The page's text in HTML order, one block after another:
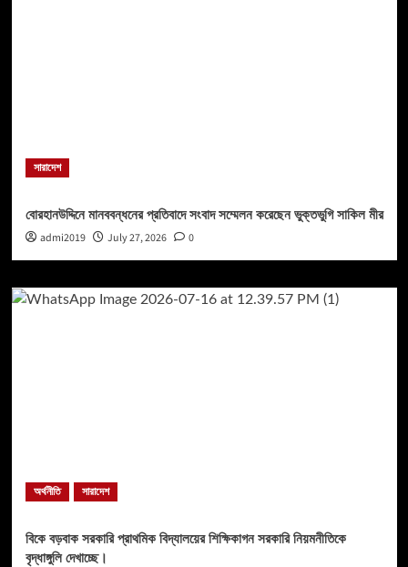
সারাদেশ
বোরহানউদ্দিনে মানববন্ধনের প্রতিবাদে সংবাদ সম্মেলন করেছেন ভুক্তভুগি সাকিল মীর
admi2019
July 27, 2026 0
অর্থনীতি সারাদেশ
বিকে বড়বাক সরকারি প্রাথমিক বিদ্যালয়ের শিক্ষিকাগন সরকারি নিয়মনীতিকে
বৃদ্ধাঙ্গুলি দেখাচ্ছে।